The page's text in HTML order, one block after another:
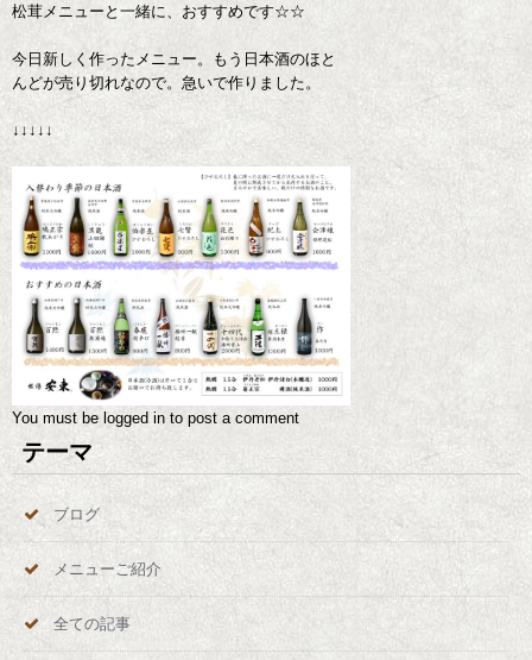
松茸メニューと一緒に、おすすめです☆☆
今日新しく作ったメニュー。もう日本酒のほと
んどが売り切れなので。急いで作りました。
↓↓↓↓↓
You must be logged in to post a comment
テーマ
ブログ
メニューご紹介
全ての記事